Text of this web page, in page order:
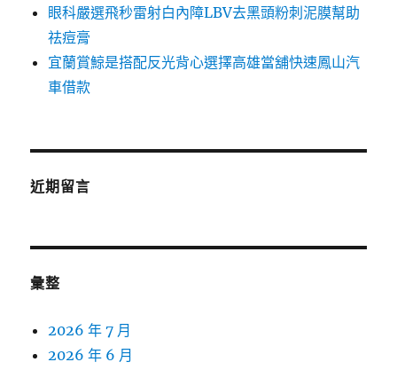
眼科嚴選飛秒雷射白內障LBV去黑頭粉刺泥膜幫助
祛痘膏
宜蘭賞鯨是搭配反光背心選擇高雄當舖快速鳳山汽
車借款
近期留言
彙整
2026 年 7 月
2026 年 6 月